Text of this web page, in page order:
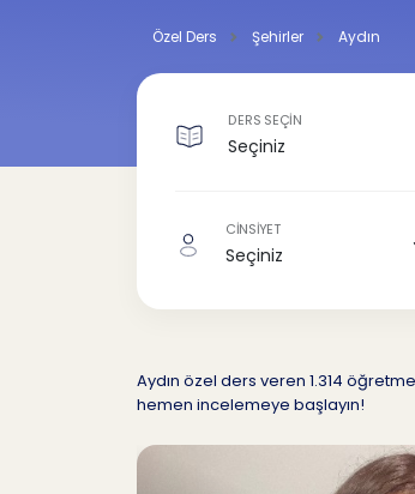
Özel Ders Şehirler Aydın
DERS SEÇİN
CİNSİYET
Aydın özel ders veren 1.314
hemen incelemeye başlayın!